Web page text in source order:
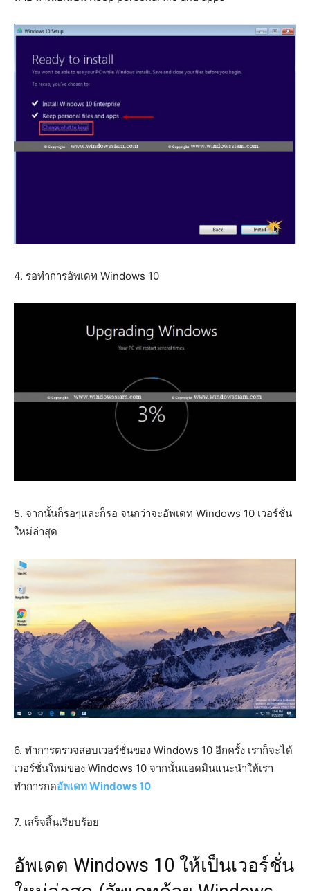
4. รอทำการอัพเดท Windows 10
5. จากนั้นก็รอๆและก็รอ จนกว่าจะอัพเดท Windows 10 เวอร์ชั่น
ใหม่ล่าสุด
6. ทำการตรวจสอบเวอร์ชั่นของ Windows 10 อีกครั้ง เราก็จะได้
เวอร์ชั่นใหม่ของ Windows 10 จากนั้นแอดมินแนะนำให้เรา
ทำการกดอัพเดท Windows 10
7. เสร็จสิ้นเรียบร้อย
อัพเดต Windows 10 ให้เป็นเวอร์ชั่น